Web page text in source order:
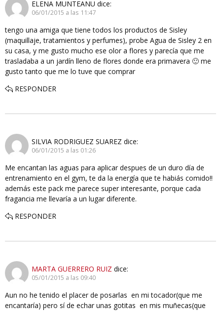
ELENA MUNTEANU dice:
06/01/2015 a las 11:47
tengo una amiga que tiene todos los productos de Sisley
(maquillaje, tratamientos y perfumes), probe Agua de Sisley 2 en
su casa, y me gusto mucho ese olor a flores y parecía que me
trasladaba a un jardín lleno de flores donde era primavera 🙂 me
gusto tanto que me lo tuve que comprar
RESPONDER
SILVIA RODRIGUEZ SUAREZ dice:
06/01/2015 a las 01:26
Me encantan las aguas para aplicar despues de un duro día de
entrenamiento en el gym, te da la energía que te habiás comido!!
además este pack me parece super interesante, porque cada
fragancia me llevaría a un lugar diferente.
RESPONDER
MARTA GUERRERO RUIZ dice:
05/01/2015 a las 09:40
Aun no he tenido el placer de posarlas en mi tocador(que me
encantaría) pero sí de echar unas gotitas en mis muñecas(que